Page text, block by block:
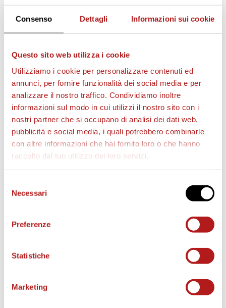
Consenso Dettagli Informazioni sui cookie
Questo sito web utilizza i cookie
Utilizziamo i cookie per personalizzare contenuti ed
annunci, per fornire funzionalità dei social media e per
analizzare il nostro traffico. Condividiamo inoltre
informazioni sul modo in cui utilizzi il nostro sito con i
nostri partner che si occupano di analisi dei dati web,
pubblicità e social media, i quali potrebbero combinarle
con altre informazioni che hai fornito loro o che hanno
raccolto dal tuo utilizzo dei loro servizi.
delNecessari
Preferenze
Statistiche
Marketing
BIGLIETTI